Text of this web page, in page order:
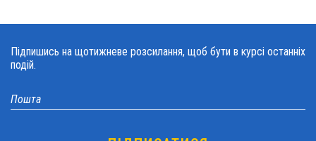
Підпишись на щотижневе розсилання, щоб бути в курсі останніх
подій.